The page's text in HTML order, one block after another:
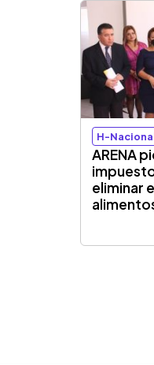
H-
ARENA
eliminar